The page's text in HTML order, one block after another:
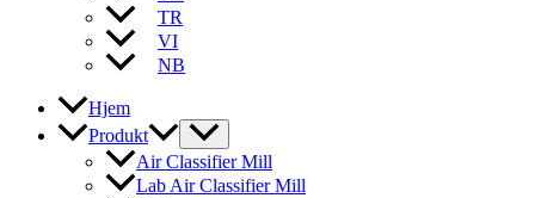
TR
VI
NB
Hjem
Produkt
Air Classifier Mill
Lab Air Classifier Mill